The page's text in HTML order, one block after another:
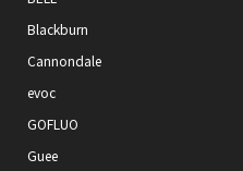
Blackburn
Cannondale
evoc
GOFLUO
Guee